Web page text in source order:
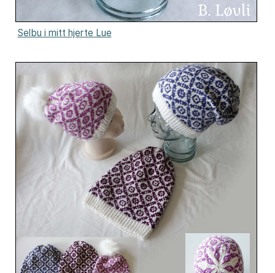
Selbu i mitt hjerte Lue